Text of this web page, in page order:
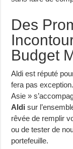
Des
Budget
Aldi est réputé
fera pas
Asie »
Aldi sur
rêvée de remplir
ou de tester de
portefeuille.